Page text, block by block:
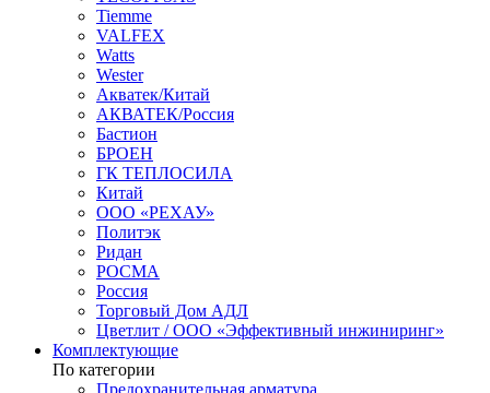
Tiemme
VALFEX
Watts
Wester
Акватек/Китай
АКВАТЕК/Россия
Бастион
БРОЕН
ГК ТЕПЛОСИЛА
Китай
ООО «РЕХАУ»
Политэк
Ридан
РОСМА
Россия
Торговый Дом АДЛ
Цветлит / ООО «Эффективный инжиниринг»
Комплектующие
По категории
Предохранительная арматура